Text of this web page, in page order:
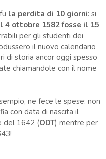
la perdita di 10 giorni: si
4 ottobre 1582 fosse il 15
per gli studenti dei
il nuovo calendario
di storia ancor oggi spesso
chiamandole con il nome
ne fece le spese: non
con data di nascita il
del 1642 (ODT) mentre per